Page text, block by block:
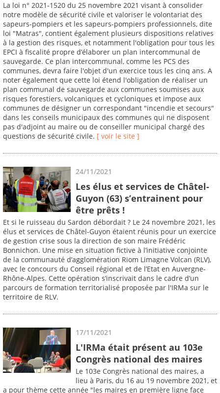
La loi n° 2021-1520 du 25 novembre 2021 visant à consolider
notre modèle de sécurité civile et valoriser le volontariat des
sapeurs-pompiers et les sapeurs-pompiers professionnels, dite
loi "Matras", contient également plusieurs dispositions relatives
à la gestion des risques, et notamment l'obligation pour tous les
EPCI à fiscalité propre d’élaborer un plan intercommunal de
sauvegarde. Ce plan intercommunal, comme les PCS des
communes, devra faire l'objet d'un exercice tous les cinq ans. A
noter également que cette loi étend l'obligation de réaliser un
plan communal de sauvegarde aux communes soumises aux
risques forestiers, volcaniques et cycloniques et impose aux
communes de désigner un correspondant "incendie et secours"
dans les conseils municipaux des communes qui ne disposent
pas d'adjoint au maire ou de conseiller municipal chargé des
questions de sécurité civile. [ voir le site ]
24/11/2021
Les élus et services de Châtel-
Guyon (63) s’entrainent pour
être prêts !
Et si le ruisseau du Sardon débordait ? Le 24 novembre 2021, les
élus et services de Châtel-Guyon étaient réunis pour un exercice
de gestion crise sous la direction de son maire Frédéric
Bonnichon. Une mise en situation fictive à l’initiative conjointe
de la communauté d’agglomération Riom Limagne Volcan (RLV),
avec le concours du Conseil régional et de l’Etat en Auvergne-
Rhône-Alpes. Cette opération s’inscrivait dans le cadre d’un
parcours de formation territorialisé proposée par l'IRMa sur le
territoire de RLV.
17/11/2021
L'IRMa était présent au 103e
Congrès national des maires
Le 103e Congrès national des maires, a
lieu à Paris, du 16 au 19 novembre 2021, et
a pour thème cette année "les maires en première ligne face